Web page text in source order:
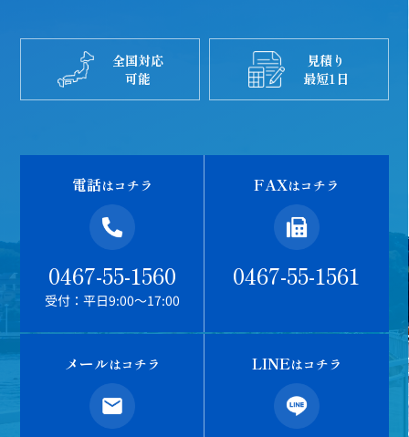
全国対応
可能
見積り
最短1日
電話はコチラ
0467-55-1560
受付：平日9:00～17:00
FAXはコチラ
0467-55-1561
メールはコチラ LINEはコチラ